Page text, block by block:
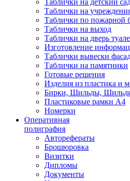
Таблички на детский
Таблички на
Таблички по пожарной
Таблички на выход
Таблички на дверь
Изготовление
Таблички вывески
Таблички на памятники
Готовые решения
Изделия из пластика и
Бирки, Шильды,
Пластиковые рамки А4
Номерки
Оперативная
полиграфия
Авторефераты
Брошюровка
Визитки
Дипломы
Документы